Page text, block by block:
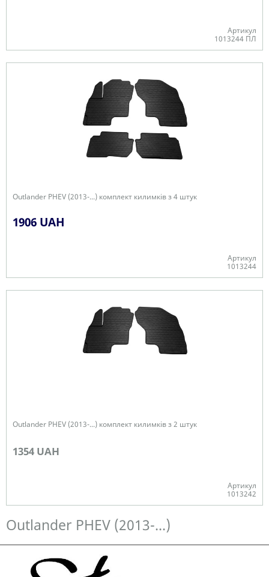
Артикул
1013244 ПЛ
Outlander PHEV (2013-...) комплект килимків з 4 штук
1906 UAH
Артикул
1013244
Outlander PHEV (2013-...) комплект килимків з 2 штук
1354 UAH
Артикул
1013242
Outlander PHEV (2013-...)